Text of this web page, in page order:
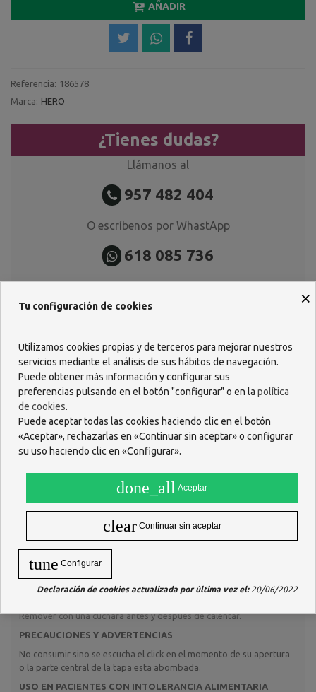
AÑADIR
Referencia: 186578
Marca: HERO
¿Tienes dudas?
Llámanos al
957 482 404
O escríbenos por WhastApp
618 085 736
Descripción
Tarrito Hero Baby Solo de Jardinera de Ternera. Sin aceite de
palma, almidón, ni sal añadida. Con ingredientes 100% ecológicos,
conservado de manera natural.
ACCIÓN Y DESCRIPCIÓN
Alimento infantil a base de judia, patata y ternera.
Conservar en lugar fresco y seco. Una vez abierto, mantener en el
frigorífico y consumir antes de 24 horas.
tomate ecológico, judía verde ecológica y cebolla ecológica), agua
de cocción, carne de ternera ecológica (8%), arroz ecológico y
aceite de oliva virgen ecológico (1,3%).
MODO DE EMPLEO
Remover con una cuchara antes y después de calentar.
PRECAUCIONES Y ADVERTENCIAS
No consumir sino se escucha el click en el momento de su apertura
o la parte central de la tapa esta abombada.
USO EN PACIENTES CON INTOLERANCIA ALIMENTARIA
×
Tu configuración de cookies
Utilizamos cookies propias y de terceros para mejorar nuestros
servicios mediante el análisis de sus hábitos de navegación.
Puede obtener más información y configurar sus
preferencias pulsando en el botón "configurar" o en la política
de cookies.
Puede aceptar todas las cookies haciendo clic en el botón
«Aceptar», rechazarlas en «Continuar sin aceptar» o configurar
su uso haciendo clic en «Configurar».
done_all Aceptar
clear Continuar sin aceptar
tune Configurar
Declaración de cookies actualizada por última vez el:20/06/2022